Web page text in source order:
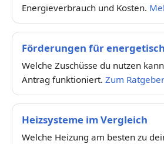
Energieverbrauch und Kosten.
Förderungen für
Welche Zuschüsse du nutzen
Antrag funktioniert. Zum Ratgeber
Heizsysteme im Vergleich
Welche Heizung am besten zu